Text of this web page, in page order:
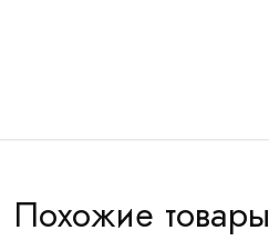
Похожие товары